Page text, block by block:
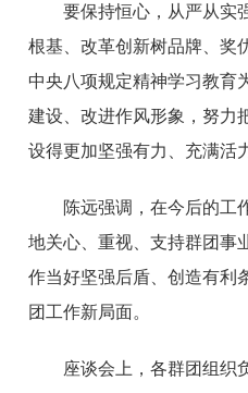
要保持恒心，从严从实
根基、改革创新树品牌、奖
中央八项规定精神学习教育
建设、改进作风形象，努力
设得更加坚强有力、充满活
陈远强调，在今后的工
地关心、重视、支持群团事
作当好坚强后盾、创造有利
团工作新局面。
座谈会上，各群团组织